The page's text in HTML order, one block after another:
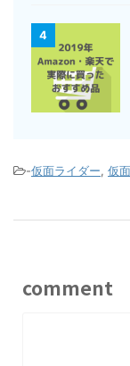
4
-仮面ライダー, 仮
comment